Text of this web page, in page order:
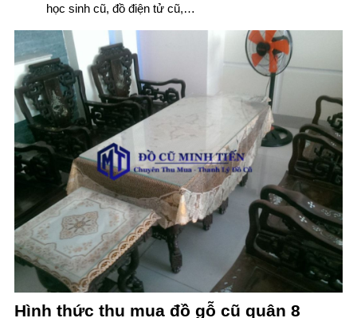
học sinh cũ, đồ điện tử cũ,…
Hình thức thu mua đồ gỗ cũ quận 8